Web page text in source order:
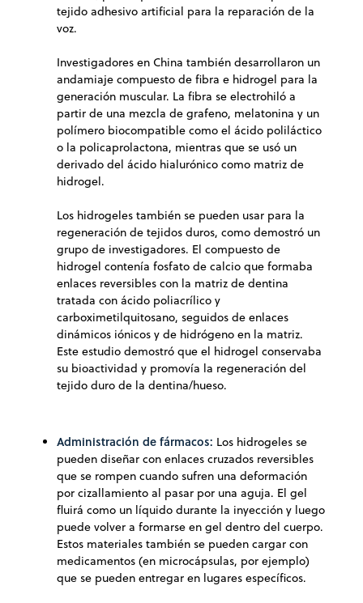
tejido adhesivo artificial para la reparación de la
voz.
Investigadores en China también desarrollaron un
andamiaje compuesto de fibra e hidrogel para la
generación muscular. La fibra se electrohiló a
partir de una mezcla de grafeno, melatonina y un
polímero biocompatible como el ácido poliláctico
o la policaprolactona, mientras que se usó un
derivado del ácido hialurónico como matriz de
hidrogel.
Los hidrogeles también se pueden usar para la
regeneración de tejidos duros, como demostró un
grupo de investigadores. El compuesto de
hidrogel contenía fosfato de calcio que formaba
enlaces reversibles con la matriz de dentina
tratada con ácido poliacrílico y
carboximetilquitosano, seguidos de enlaces
dinámicos iónicos y de hidrógeno en la matriz.
Este estudio demostró que el hidrogel conservaba
su bioactividad y promovía la regeneración del
tejido duro de la dentina/hueso.
Administración de fármacos: Los hidrogeles se
pueden diseñar con enlaces cruzados reversibles
que se rompen cuando sufren una deformación
por cizallamiento al pasar por una aguja. El gel
fluirá como un líquido durante la inyección y luego
puede volver a formarse en gel dentro del cuerpo.
Estos materiales también se pueden cargar con
medicamentos (en microcápsulas, por ejemplo)
que se pueden entregar en lugares específicos.